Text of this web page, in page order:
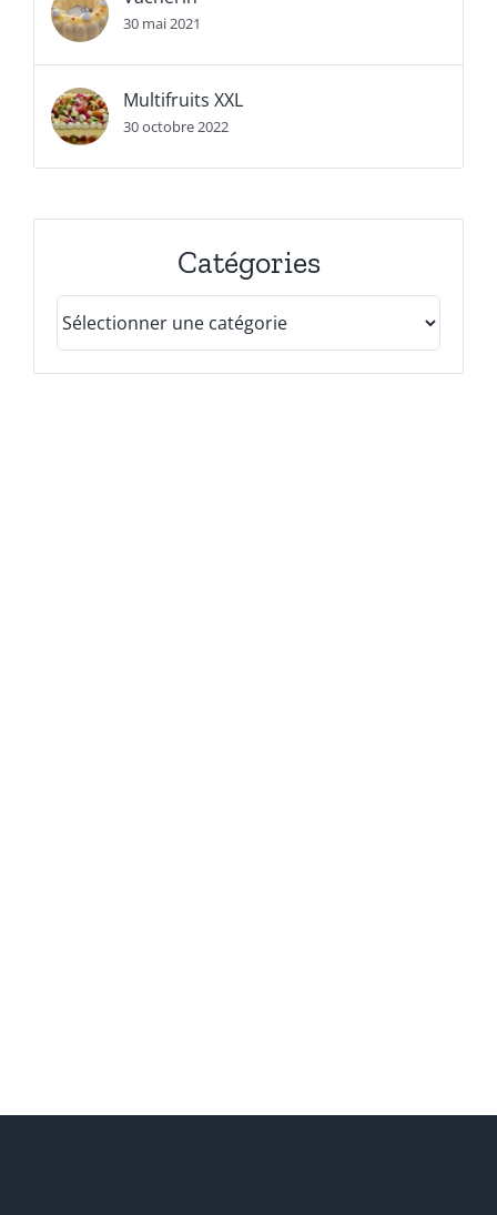
30 mai 2021
Multifruits XXL
30 octobre 2022
Catégories
Catégories